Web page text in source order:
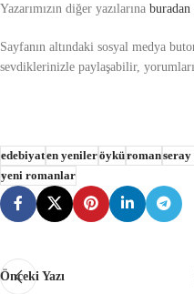
Yazarımızın diğer yazılarına buradan
Sayfanın altındaki sosyal medya
sevdiklerinizle paylaşabilir,
edebiyaten yenileröyküromanseray
yeni romanlar
Önceki Yazı